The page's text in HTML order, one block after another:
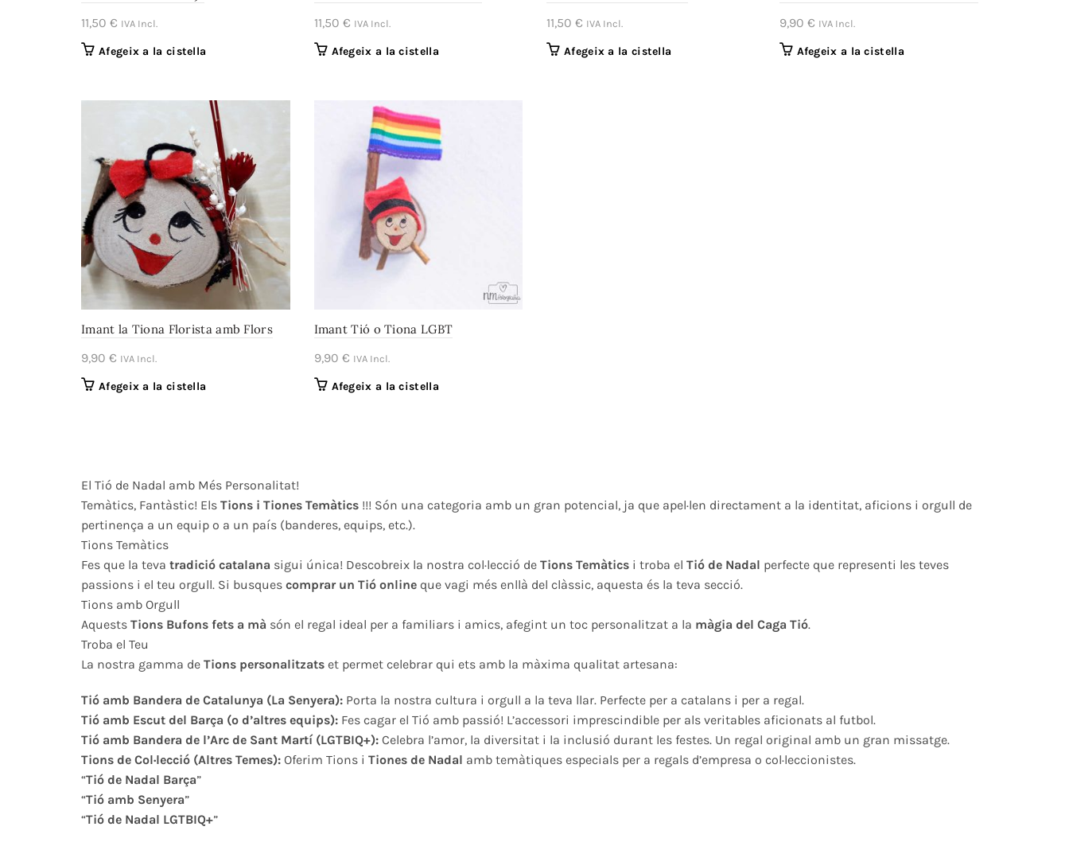
El Tió de Nadal amb Més Personalitat!
Temàtics, Fantàstic! Els Tions i Tiones Temàtics !!! Són una categoria amb un gran potencial, ja que apel·len directament a la identitat, aficions i orgull de
pertinença a un equip o a un país (banderes, equips, etc.).
Tions Temàtics
Fes que la teva tradició catalana sigui única! Descobreix la nostra col·lecció de Tions Temàtics i troba el Tió de Nadal perfecte que representi les teves
passions i el teu orgull. Si busques comprar un Tió online que vagi més enllà del clàssic, aquesta és la teva secció.
Tions amb Orgull
Aquests Tions Bufons fets a mà són el regal ideal per a familiars i amics, afegint un toc personalitzat a la màgia del Caga Tió.
Troba el Teu
La nostra gamma de Tions personalitzats et permet celebrar qui ets amb la màxima qualitat artesana:
Tió amb Bandera de Catalunya (La Senyera): Porta la nostra cultura i orgull a la teva llar. Perfecte per a catalans i per a regal.
Tió amb Escut del Barça (o d’altres equips): Fes cagar el Tió amb passió! L’accessori imprescindible per als veritables aficionats al futbol.
Tió amb Bandera de l’Arc de Sant Martí (LGTBIQ+): Celebra l’amor, la diversitat i la inclusió durant les festes. Un regal original amb un gran missatge.
Tions de Col·lecció (Altres Temes): Oferim Tions i Tiones de Nadal amb temàtiques especials per a regals d’empresa o col·leccionistes.
“Tió de Nadal Barça”
“Tió amb Senyera”
“Tió de Nadal LGTBIQ+”
11,50 € IVA Incl.
Afegeix a la cistella
11,50 € IVA Incl.
Afegeix a la cistella
11,50 € IVA Incl.
Afegeix a la cistella
9,90 € IVA Incl.
Afegeix a la cistella
Imant la Tiona Florista amb Flors
9,90 € IVA Incl.
Afegeix a la cistella
Imant Tió o Tiona LGBT
9,90 € IVA Incl.
Afegeix a la cistella